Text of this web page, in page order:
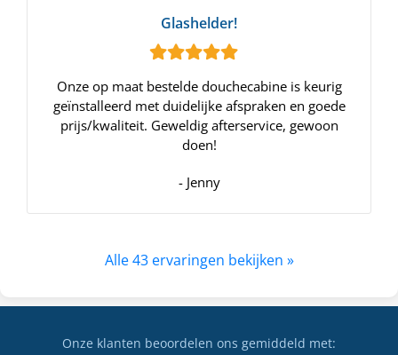
Glashelder!
Onze op maat bestelde douchecabine is keurig
geïnstalleerd met duidelijke afspraken en goede
prijs/kwaliteit. Geweldig afterservice, gewoon
doen!
- Jenny
Alle 43 ervaringen bekijken »
Onze klanten beoordelen ons gemiddeld met: